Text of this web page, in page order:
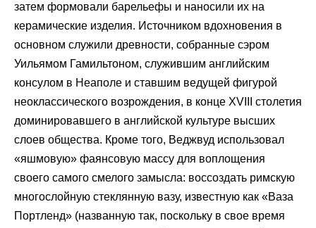
затем формовали барельефы и наносили их на
керамические изделия. Источником вдохновения в
основном служили древности, собранные сэром
Уильямом Гамильтоном, служившим английским
консулом в Неаполе и ставшим ведущей фигурой
неоклассического возрождения, в конце XVIII столетия
доминировавшего в английской культуре высших
слоев общества. Кроме того, Веджвуд использовал
«яшмовую» фаянсовую массу для воплощения
своего самого смелого замысла: воссоздать римскую
многослойную стеклянную вазу, известную как «Ваза
Портленд» (названную так, поскольку в свое время